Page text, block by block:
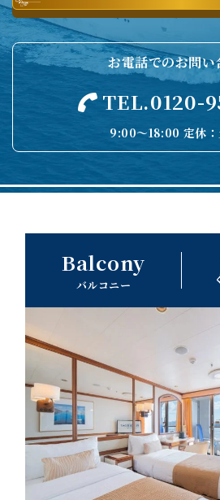
お電話でのお問い
TEL.0120-
9:00〜18:00 定休
Balcony
バルコニー